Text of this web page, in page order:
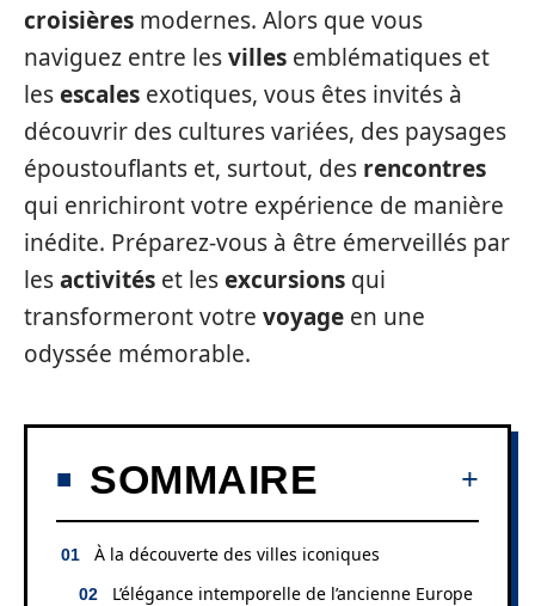
croisières modernes. Alors que vous
naviguez entre lesvilles emblématiques et
lesescales exotiques, vous êtes invités à
découvrir des cultures variées, des paysages
époustouflants et, surtout, des rencontres
qui enrichiront votre expérience de manière
inédite. Préparez-vous à être émerveillés par
lesactivités et lesexcursions qui
transformeront votre voyage en une
odyssée mémorable.
SOMMAIRE
À la découverte des villes iconiques
L’élégance intemporelle de l’ancienne Europe